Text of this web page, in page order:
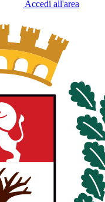
Accedi all'area